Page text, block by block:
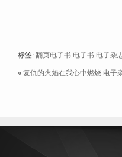
标签: 翻页电子书 电子书 电子杂
« 复仇的火焰在我心中燃烧 电子